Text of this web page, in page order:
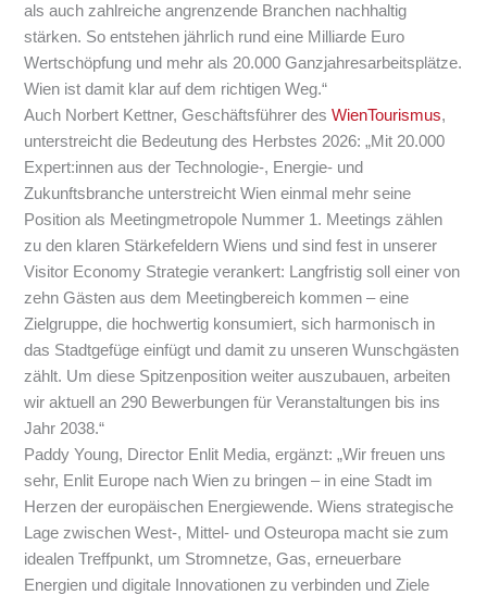
als auch zahlreiche angrenzende Branchen nachhaltig
stärken. So entstehen jährlich rund eine Milliarde Euro
Wertschöpfung und mehr als 20.000 Ganzjahresarbeitsplätze.
Wien ist damit klar auf dem richtigen Weg.“
Auch Norbert Kettner, Geschäftsführer desWienTourismus,
unterstreicht die Bedeutung des Herbstes 2026: „Mit 20.000
Expert:innen aus der Technologie-, Energie- und
Zukunftsbranche unterstreicht Wien einmal mehr seine
Position als Meetingmetropole Nummer 1. Meetings zählen
zu den klaren Stärkefeldern Wiens und sind fest in unserer
Visitor Economy Strategie verankert: Langfristig soll einer von
zehn Gästen aus dem Meetingbereich kommen – eine
Zielgruppe, die hochwertig konsumiert, sich harmonisch in
das Stadtgefüge einfügt und damit zu unseren Wunschgästen
zählt. Um diese Spitzenposition weiter auszubauen, arbeiten
wir aktuell an 290 Bewerbungen für Veranstaltungen bis ins
Jahr 2038.“
Paddy Young, Director Enlit Media, ergänzt: „Wir freuen uns
sehr, Enlit Europe nach Wien zu bringen – in eine Stadt im
Herzen der europäischen Energiewende. Wiens strategische
Lage zwischen West-, Mittel- und Osteuropa macht sie zum
idealen Treffpunkt, um Stromnetze, Gas, erneuerbare
Energien und digitale Innovationen zu verbinden und Ziele